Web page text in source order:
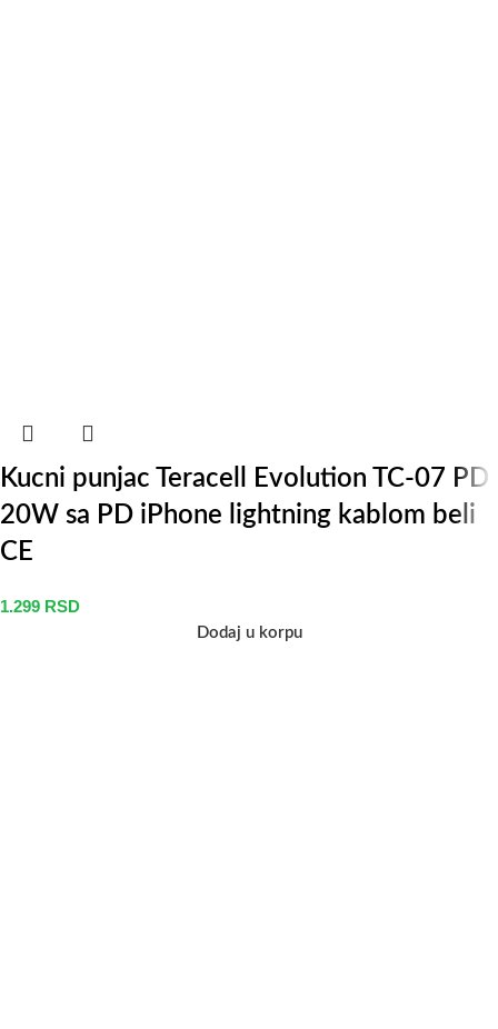
Kucni punjac Teracell Evolution TC-07 PD
20W sa PD iPhone lightning kablom beli
CE
1.299 RSD
Dodaj u korpu